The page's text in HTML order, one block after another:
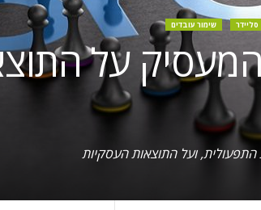
סליידר שימור עובדים
על
התפעולית, ועל התוצאות העסקיות